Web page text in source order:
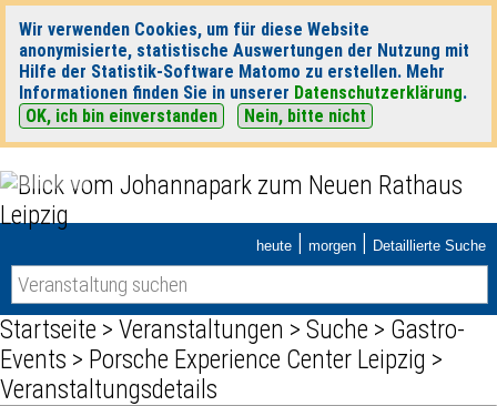
Wir verwenden Cookies, um für diese Website
anonymisierte, statistische Auswertungen der Nutzung mit
Hilfe der Statistik-Software Matomo zu erstellen. Mehr
Informationen finden Sie in unserer Datenschutzerklärung.
OK, ich bin einverstanden
Nein, bitte nicht
heute | morgen | Detaillierte Suche
Startseite > Veranstaltungen > Suche > Gastro-
Events > Porsche Experience Center Leipzig >
Veranstaltungsdetails